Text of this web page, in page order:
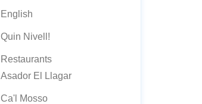
English
Quin Nivell!
Restaurants
Asador El Llagar
Ca'l Mosso